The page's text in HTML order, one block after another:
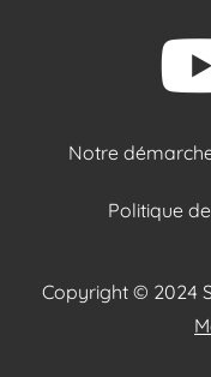
Notre
Politique
Copyright © 2024